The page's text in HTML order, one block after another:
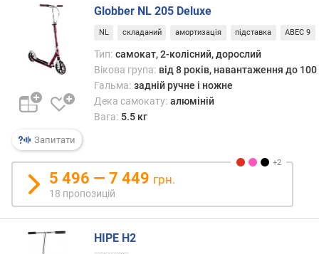
Запитати
Globber NL 205 Deluxe
NL складаний амортизація підставка ABEC 9
Тип: самокат, 2-колісний, дорослий
Вікова група: від 8 років, навантаження до 100
Гальма: задній ручне і ножне
Дека самокату: алюміній
Вага: 5.5 кг
5 496 — 7 449 грн.
18 пропозицій
HIPE H2